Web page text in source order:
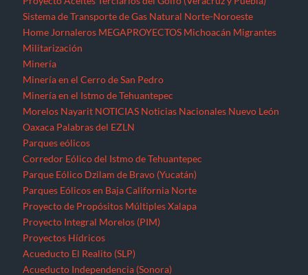
Parques Eólicos en Baja California Norte
Proyecto de Propósitos Múltiples Xalapa
Proyecto Integral Morelos (PIM)
Proyectos Hídricos
Acueducto El Realito (SLP)
Acueducto Independencia (Sonora)
Acueducto Río San Pedro (Guerrero)
Hidroeléctrica La Parota (Guerrero)
Hidroeléctrica Las Cruces (Nayarit)
Hidroeléctrica Paso de la Reina (Oaxaca)
Hidroeléctrica Paso de la Reina (Oaxaca)
Hidroeléctricas en la Sierra Norte de Puebla
Presa La Maroma (SLP)Presa Los Pilares (Sonora)
Presa Picachos (Sinaloa)
Presa y Acueducto del Zapotillo (Jalisco)
Proyecto Hidráulico Monterrey VI
Proyecto Hídrico el Naranjal (Veracruz)